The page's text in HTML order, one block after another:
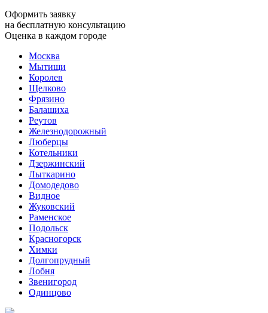
Оформить заявку
на бесплатную консультацию
Оценка в каждом городе
Москва
Мытищи
Королев
Щелково
Фрязино
Балашиха
Реутов
Железнодорожный
Люберцы
Котельники
Дзержинский
Лыткарино
Домодедово
Видное
Жуковский
Раменское
Подольск
Красногорск
Химки
Долгопрудный
Лобня
Звенигород
Одинцово